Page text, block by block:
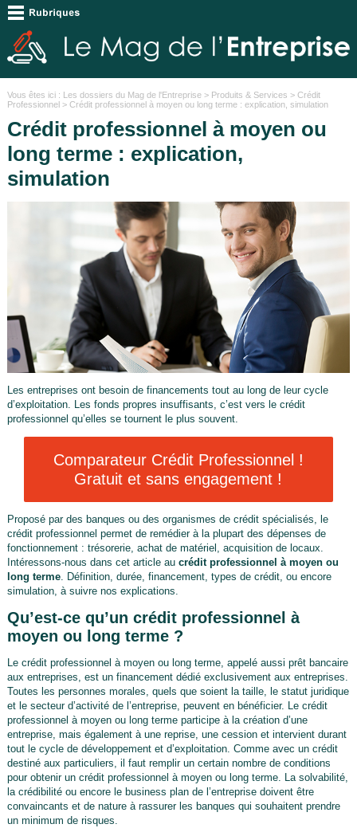
Vous êtes ici : Les dossiers du Mag de l'Entreprise> Produits & Services > Crédit
Professionnel> Crédit professionnel à moyen ou long terme : explication, simulation
Crédit professionnel à moyen ou
long terme : explication,
simulation
Les entreprises ont besoin de financements tout au long de leur cycle
d’exploitation. Les fonds propres insuffisants, c’est vers le crédit
professionnel qu’elles se tournent le plus souvent.
Comparateur Crédit Professionnel !
Gratuit et sans engagement !
Proposé par des banques ou des organismes de crédit spécialisés, le
crédit professionnel permet de remédier à la plupart des dépenses de
fonctionnement : trésorerie, achat de matériel, acquisition de locaux.
Intéressons-nous dans cet article au crédit professionnel à moyen ou
long terme. Définition, durée, financement, types de crédit, ou encore
simulation, à suivre nos explications.
Qu’est-ce qu’un crédit professionnel à
moyen ou long terme ?
Le crédit professionnel à moyen ou long terme, appelé aussi prêt bancaire
aux entreprises, est un financement dédié exclusivement aux entreprises.
Toutes les personnes morales, quels que soient la taille, le statut juridique
et le secteur d’activité de l’entreprise, peuvent en bénéficier. Le crédit
professionnel à moyen ou long terme participe à la création d’une
entreprise, mais également à une reprise, une cession et intervient durant
tout le cycle de développement et d’exploitation. Comme avec un crédit
destiné aux particuliers, il faut remplir un certain nombre de conditions
pour obtenir un crédit professionnel à moyen ou long terme. La solvabilité,
la crédibilité ou encore le business plan de l’entreprise doivent être
convaincants et de nature à rassurer les banques qui souhaitent prendre
un minimum de risques.